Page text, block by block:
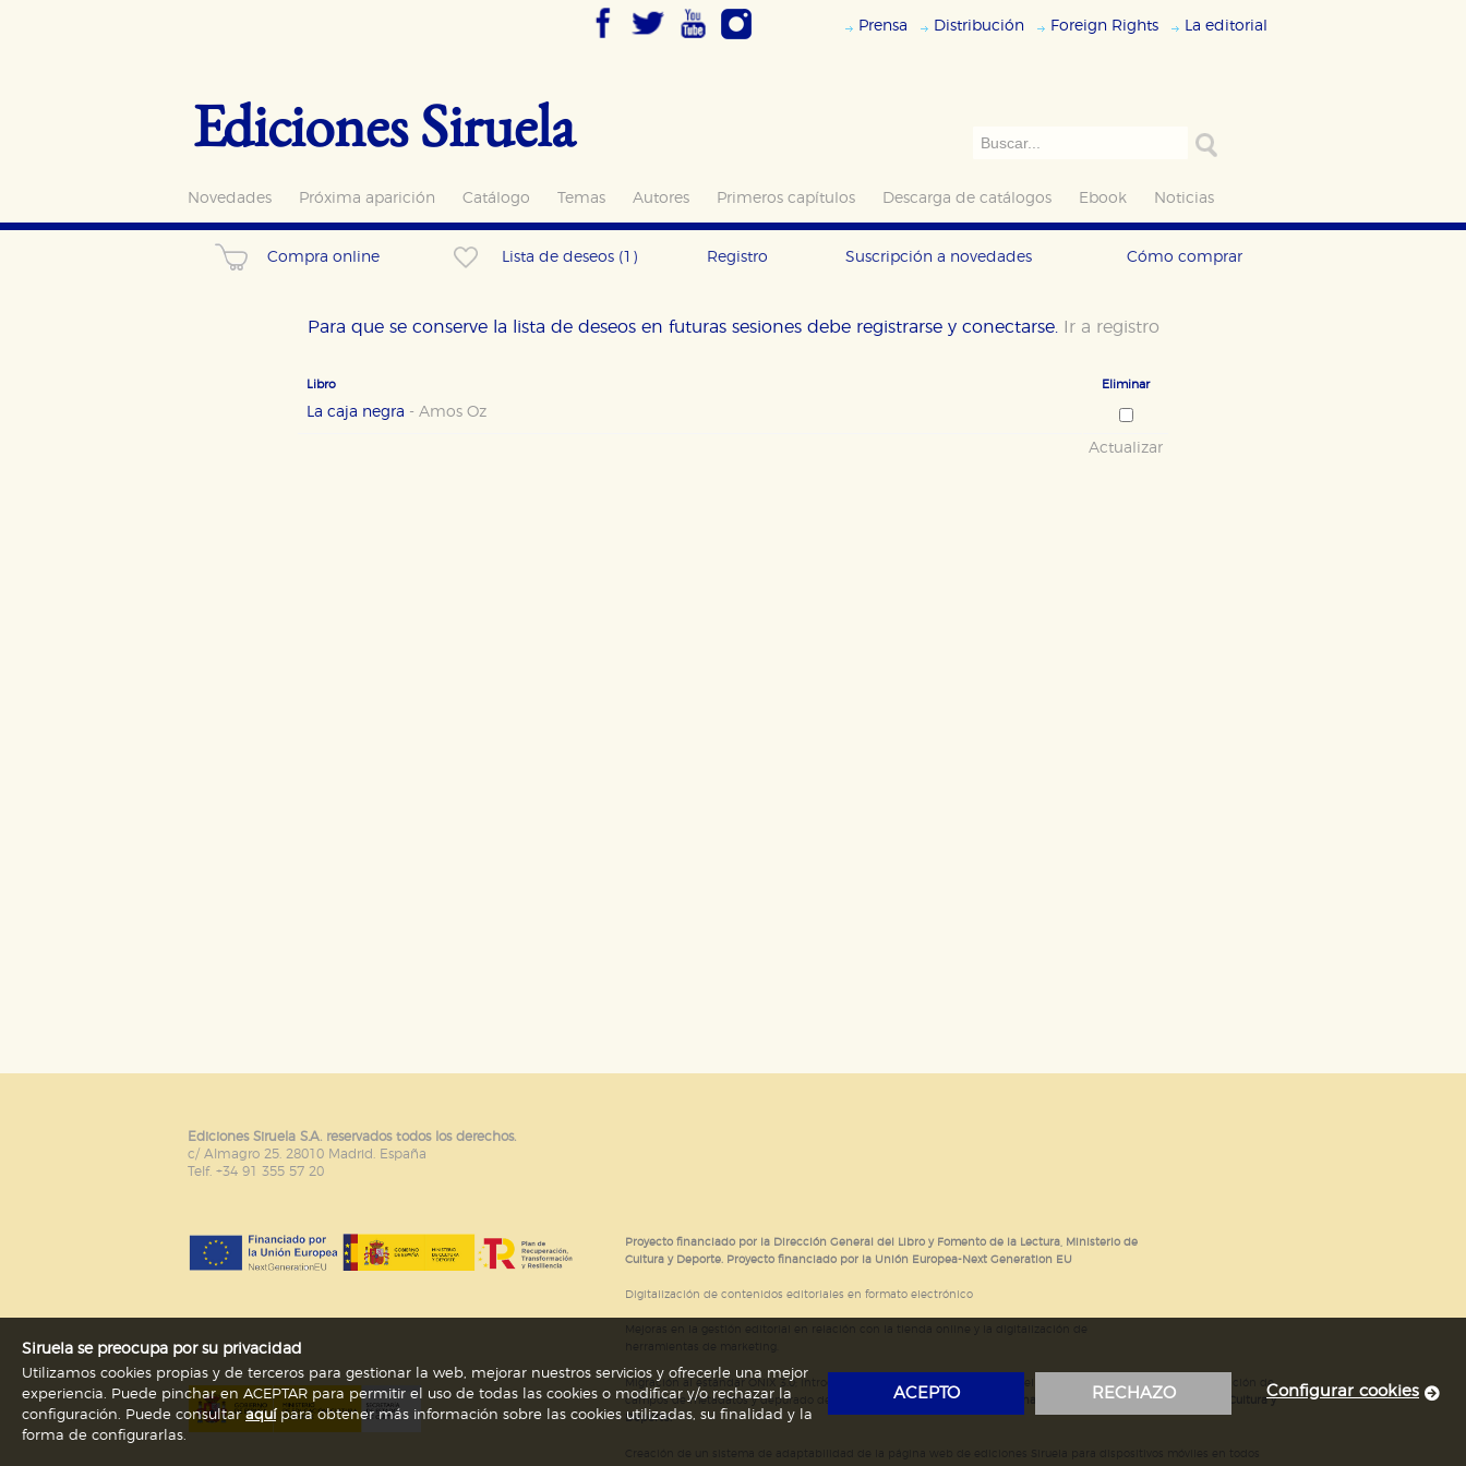
Prensa Distribución Foreign Rights La editorial
Ediciones Siruela
Novedades Próxima aparición Catálogo Temas Autores Primeros capítulos Descarga de catálogos Ebook Noticias
Compra online Lista de deseos (1) Registro Suscripción a novedades Cómo comprar
Para que se conserve la lista de deseos en futuras sesiones debe registrarse y conectarse. Ir a registro
Libro Eliminar
La caja negra - Amos Oz
Actualizar
Ediciones Siruela S.A. reservados todos los derechos.
c/ Almagro 25. 28010 Madrid. España
Telf. +34 91 355 57 20
Proyecto financiado por la Dirección General del Libro y Fomento de la Lectura, Ministerio de
Cultura y Deporte. Proyecto financiado por la Unión Europea-Next Generation EU
Digitalización de contenidos editoriales en formato electrónico
Migración al estándar ONIX 3.0; introducción del estándar ISNI; mejora del posicionamiento en Google; ampliación de
campos de metadatos y depurado de código HTML.Actividad subvencionada por el Ministerio de Educación, Cultura y
Deporte.
Siruela se preocupa por su privacidad
Utilizamos cookies propias y de terceros para gestionar la web, mejorar nuestros servicios y ofrecerle una mejor
experiencia. Puede pinchar en ACEPTAR para permitir el uso de todas las cookies o modificar y/o rechazar la
configuración. Puede consultaraquípara obtener más información sobre las cookies utilizadas, su finalidad y la
forma de configurarlas.
ACEPTO RECHAZO Configurar cookies